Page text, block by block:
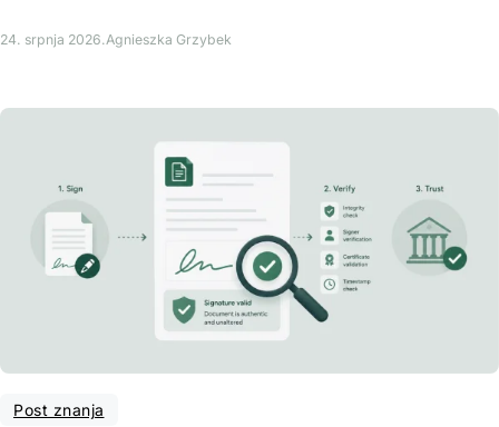
24. srpnja 2026. Agnieszka Grzybek
Post znanja